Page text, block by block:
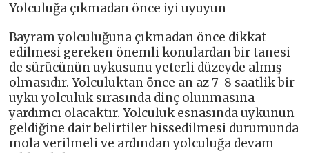
Yolculuğa çıkmadan önce iyi uyuyun
Bayram yolculuğuna çıkmadan önce dikkat
edilmesi gereken önemli konulardan bir tanesi
de sürücünün uykusunu yeterli düzeyde almış
olmasıdır. Yolculuktan önce an az 7-8 saatlik bir
uyku yolculuk sırasında dinç olunmasına
yardımcı olacaktır. Yolculuk esnasında uykunun
geldiğine dair belirtiler hissedilmesi durumunda
mola verilmeli ve ardından yolculuğa devam